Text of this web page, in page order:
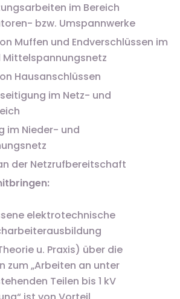
im Bereich
bzw. Umspannwerke
Muffen und Endverschlüssen im
Mittelspannungsnetz
Hausanschlüssen
im Netz- und
im Nieder- und
der Netzrufbereitschaft
elektrotechnische
u. Praxis) über die
zum „Arbeiten an unter
Teilen bis 1 kV